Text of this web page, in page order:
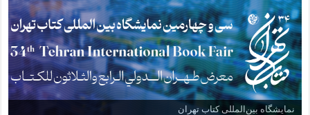
نمایشگاه بین‌المللی کتاب تهران